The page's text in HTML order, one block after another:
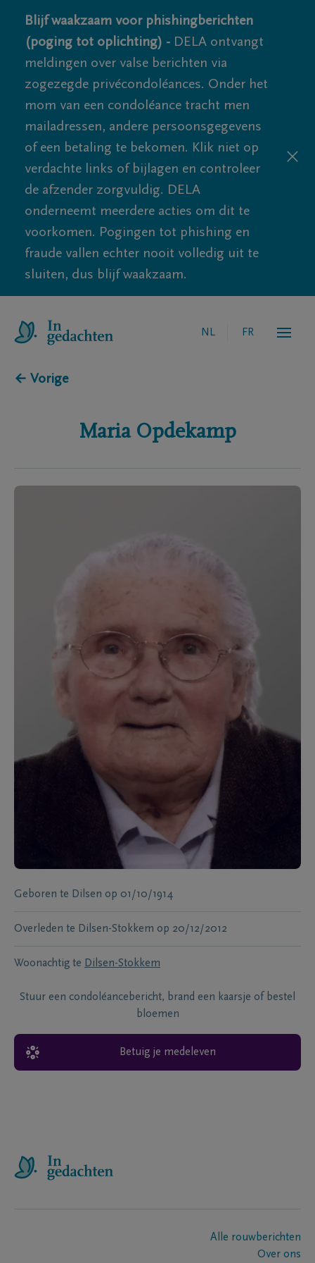
Blijf waakzaam voor phishingberichten
(poging tot oplichting) - DELA ontvangt
meldingen over valse berichten via
zogezegde privécondoléances. Onder het
mom van een condoléance tracht men
mailadressen, andere persoonsgegevens
of een betaling te bekomen. Klik niet op
verdachte links of bijlagen en controleer
de afzender zorgvuldig. DELA
onderneemt meerdere acties om dit te
voorkomen. Pogingen tot phishing en
fraude vallen echter nooit volledig uit te
sluiten, dus blijf waakzaam.
NL FR
← Vorige
Maria Opdekamp
Geboren te Dilsen op 01/10/1914
Overleden te Dilsen-Stokkem op 20/12/2012
Woonachtig te Dilsen-Stokkem
Stuur een condoléancebericht, brand een kaarsje of bestel
bloemen
Betuig je medeleven
Alle rouwberichten
Over ons